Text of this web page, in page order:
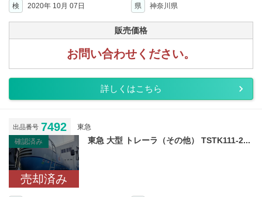
検
2020年 10月 07日 県 神奈川県
販売価格
お問い合わせください。
詳しくはこちら
出品番号 7492
東急
確認済み
売却済み
東急 大型 トレーラ（その他） TSTK111-2...